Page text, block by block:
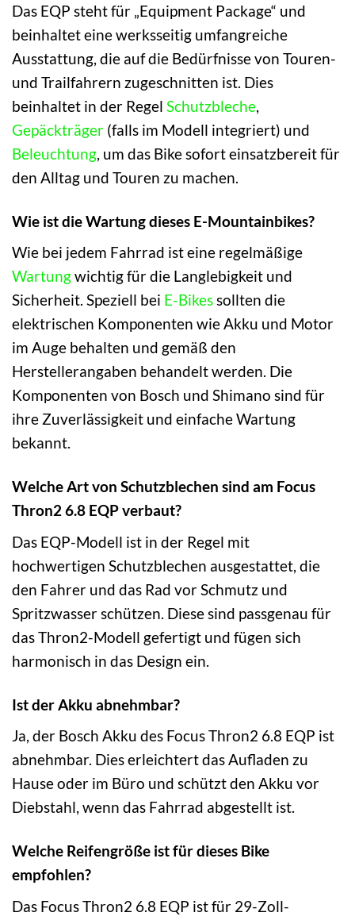
Das EQP steht für „Equipment Package“ und
beinhaltet eine werksseitig umfangreiche
Ausstattung, die auf die Bedürfnisse von Touren-
und Trailfahrern zugeschnitten ist. Dies
beinhaltet in der Regel Schutzbleche,
Gepäckträger (falls im Modell integriert) und
Beleuchtung, um das Bike sofort einsatzbereit für
den Alltag und Touren zu machen.
Wie ist die Wartung dieses E-Mountainbikes?
Wie bei jedem Fahrrad ist eine regelmäßige
Wartungwichtig für die Langlebigkeit und
Sicherheit. Speziell bei E-Bikessollten die
elektrischen Komponenten wie Akku und Motor
im Auge behalten und gemäß den
Herstellerangaben behandelt werden. Die
Komponenten von Bosch und Shimano sind für
ihre Zuverlässigkeit und einfache Wartung
bekannt.
Welche Art von Schutzblechen sind am Focus
Thron2 6.8 EQP verbaut?
Das EQP-Modell ist in der Regel mit
hochwertigen Schutzblechen ausgestattet, die
den Fahrer und das Rad vor Schmutz und
Spritzwasser schützen. Diese sind passgenau für
das Thron2-Modell gefertigt und fügen sich
harmonisch in das Design ein.
Ist der Akku abnehmbar?
Ja, der Bosch Akku des Focus Thron2 6.8 EQP ist
abnehmbar. Dies erleichtert das Aufladen zu
Hause oder im Büro und schützt den Akku vor
Diebstahl, wenn das Fahrrad abgestellt ist.
Welche Reifengröße ist für dieses Bike
empfohlen?
Das Focus Thron2 6.8 EQP ist für 29-Zoll-